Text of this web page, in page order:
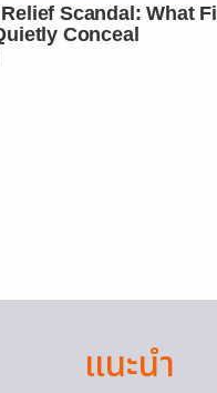
Scandal: What
Conceal
แนะนำ